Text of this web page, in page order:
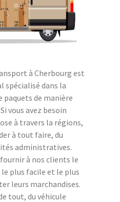
à Cherbourg est
spécialisé dans la
paquets de manière
vous avez besoin
à travers la régions,
à tout faire, du
administratives.
à nos clients le
plus facile et le plus
leurs marchandises.
tout, du véhicule